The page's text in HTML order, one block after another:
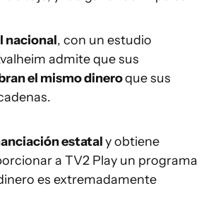
nacional, con un estudio
admite que sus
el mismo dineroque sus
estataly obtiene
a TV2 Play un programa
es extremadamente